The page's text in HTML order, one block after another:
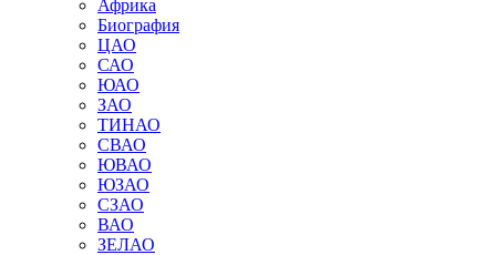
Африка
Биография
ЦАО
САО
ЮАО
ЗАО
ТИНАО
СВАО
ЮВАО
ЮЗАО
СЗАО
ВАО
ЗЕЛАО